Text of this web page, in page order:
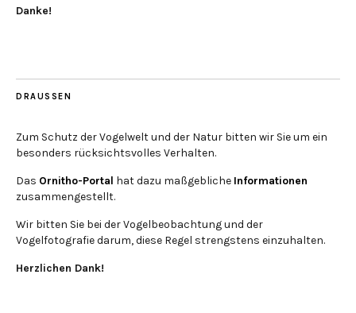
Danke!
DRAUSSEN
Zum Schutz der Vogelwelt und der Natur bitten wir Sie um ein
besonders rücksichtsvolles Verhalten.
Das Ornitho-Portal hat dazu maßgebliche Informationen
zusammengestellt.
Wir bitten Sie bei der Vogelbeobachtung und der
Vogelfotografie darum, diese Regel strengstens einzuhalten.
Herzlichen Dank!